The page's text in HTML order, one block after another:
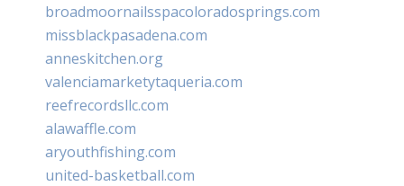
broadmoornailsspacoloradosprings.com
missblackpasadena.com
anneskitchen.org
valenciamarketytaqueria.com
reefrecordsllc.com
alawaffle.com
aryouthfishing.com
united-basketball.com